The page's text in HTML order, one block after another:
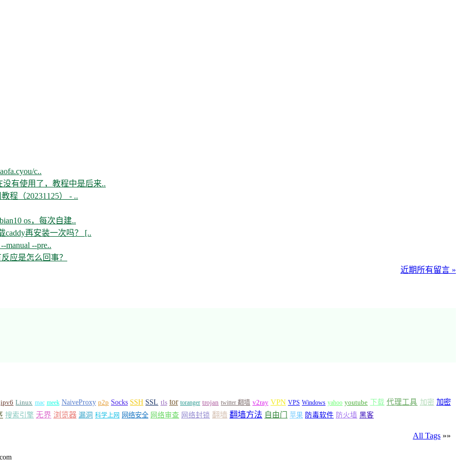
c..
有使用了，教程中是后来..
程（20231125） - ..
os，每次自建..
再安装一次吗？ [..
manual --pre..
应是怎么回事？
近期所有留言 »
ipv6 Linux mac meek NaiveProxy p2p Socks SSH SSL tls tor toranger trojan twitter 翻墙 v2ray VPN VPS Windows yahoo youtube 下载 代理工具 加密 加密
搜索引擎 无界 浏览器 漏洞 科学上网 网络安全 网络审查 网络封锁 翻墙 翻墙方法 自由门 苹果 防毒软件 防火墙 黑客
All Tags »»